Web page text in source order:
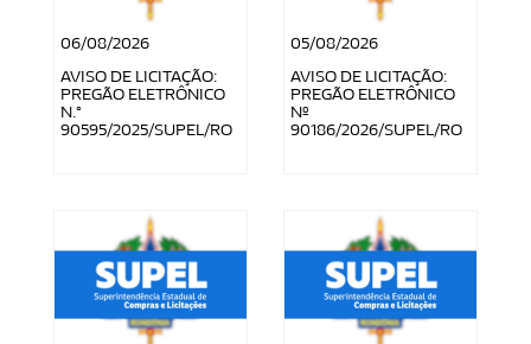
06/08/2026
AVISO DE LICITAÇÃO:
PREGÃO ELETRÔNICO
N.°
90595/2025/SUPEL/RO
05/08/2026
AVISO DE LICITAÇÃO:
PREGÃO ELETRÔNICO
Nº
90186/2026/SUPEL/RO